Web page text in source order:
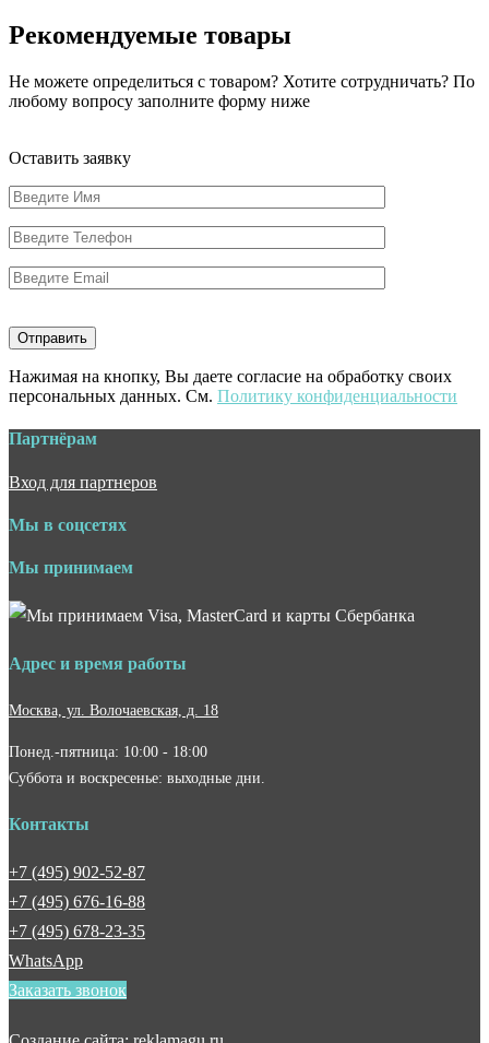
Рекомендуемые товары
Не можете определиться с товаром? Хотите сотрудничать? По
любому вопросу заполните форму ниже
Оставить заявку
Нажимая на кнопку, Вы даете согласие на обработку своих
персональных данных. См. Политику конфиденциальности
Партнёрам
Вход для партнеров
Мы в соцсетях
Мы принимаем
Адрес и время работы
Москва, ул. Волочаевская, д. 18
Понед.-пятница: 10:00 - 18:00
Суббота и воскресенье: выходные дни.
Контакты
+7 (495) 902-52-87
+7 (495) 676-16-88
+7 (495) 678-23-35
WhatsApp
Заказать звонок